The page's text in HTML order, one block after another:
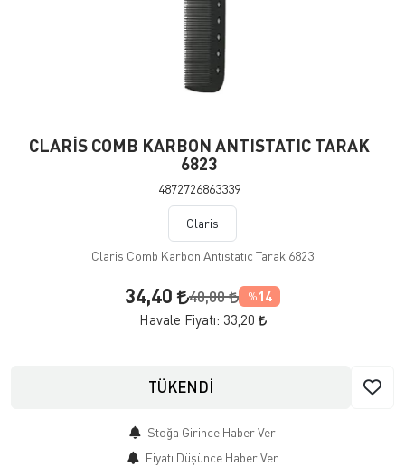
CLARİS COMB KARBON ANTISTATIC TARAK
6823
4872726863339
Claris
Claris Comb Karbon Antıstatıc Tarak 6823
34,40 40,00 % 14
Havale Fiyatı: 33,20
TÜKENDİ
Stoğa Girince Haber Ver
Fiyatı Düşünce Haber Ver